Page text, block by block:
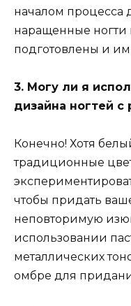
началом процесса
наращенные
подготовлены и
3. Могу ли я
дизайна ногтей
Конечно! Хотя
традиционные
чтобы придать
неповторимую
использовании
металлических
омбре для